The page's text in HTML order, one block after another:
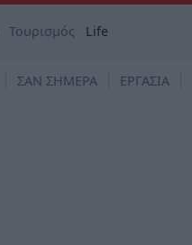
Τουρισμός Life
ΣΑΝ ΣΗΜΕΡΑ ΕΡΓΑΣΙΑ